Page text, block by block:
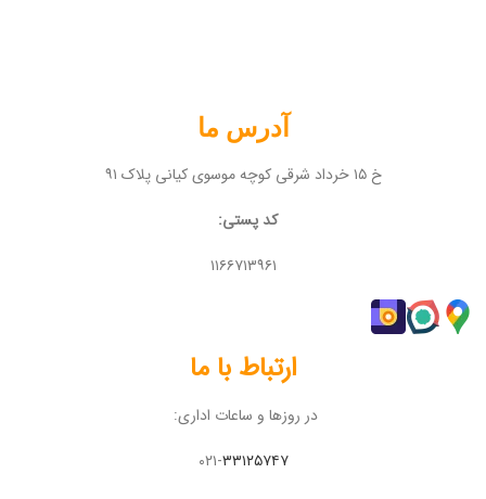
آدرس ما
خ ۱۵ خرداد شرقی کوچه موسوی کیانی پلاک ۹۱
کد پستی:
۱۱۶۶۷۱۳۹۶۱
ارتباط با ما
در روزها و ساعات اداری:
۰۲۱-۳۳۱۲۵۷۴۷